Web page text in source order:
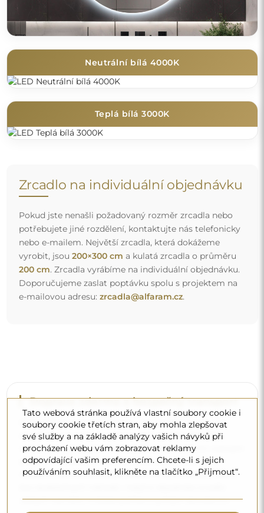
Neutrální bílá 4000K
Teplá bílá 3000K
Zrcadlo na individuální objednávku
Pokud jste nenašli požadovaný rozměr zrcadla nebo
potřebujete jiné rozdělení, kontaktujte nás telefonicky
nebo e-mailem. Největší zrcadla, která dokážeme
vyrobit, jsou 200×300 cm a kulatá zrcadla o průměru
200 cm. Zrcadla vyrábíme na individuální objednávku.
Doporučujeme zaslat poptávku spolu s projektem na
e-mailovou adresu: zrcadla@alfaram.cz.
Doprava zdarma a bezpečný transport
Nemusíte se starat o přepravu – postaráme se o to, aby
objednané zrcadlo dorazilo zcela bezpečně do vašich
rukou, a to úplně zdarma. Disponujeme vlastním vozovým
parkem a vyškoleným personálem, díky čemuž vám
můžeme zaručit, že zrcadlo dorazí v neporušeném stavu,
velkých rozměrů, můžete počítat s rychlým doručením.
Tato webová stránka používá vlastní soubory cookie i
soubory cookie třetích stran, aby mohla zlepšovat
své služby a na základě analýzy vašich návyků při
procházení webu vám zobrazovat reklamy
odpovídající vašim preferencím. Chcete-li s jejich
používáním souhlasit, klikněte na tlačítko „Přijmout“.